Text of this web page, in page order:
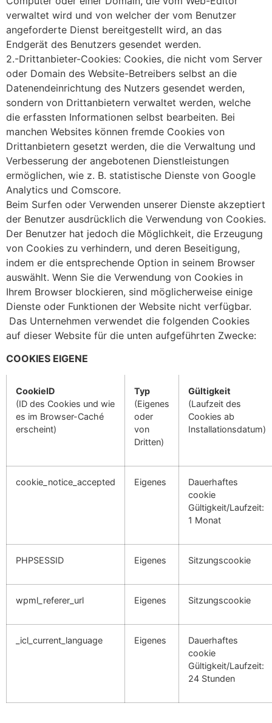
verwaltet wird und von welcher der vom Benutzer
angeforderte Dienst bereitgestellt wird, an das
Endgerät des Benutzers gesendet werden.
2.-Drittanbieter-Cookies: Cookies, die nicht vom Server
oder Domain des Website-Betreibers selbst an die
Datenendeinrichtung des Nutzers gesendet werden,
sondern von Drittanbietern verwaltet werden, welche
die erfassten Informationen selbst bearbeiten. Bei
manchen Websites können fremde Cookies von
Drittanbietern gesetzt werden, die die Verwaltung und
Verbesserung der angebotenen Dienstleistungen
ermöglichen, wie z. B. statistische Dienste von Google
Analytics und Comscore.
Beim Surfen oder Verwenden unserer Dienste akzeptiert
der Benutzer ausdrücklich die Verwendung von Cookies.
Der Benutzer hat jedoch die Möglichkeit, die Erzeugung
von Cookies zu verhindern, und deren Beseitigung,
indem er die entsprechende Option in seinem Browser
auswählt. Wenn Sie die Verwendung von Cookies in
Ihrem Browser blockieren, sind möglicherweise einige
Dienste oder Funktionen der Website nicht verfügbar.
Das Unternehmen verwendet die folgenden Cookies
auf dieser Website für die unten aufgeführten Zwecke:
COOKIES EIGENE
CookieID
(ID des Cookies und wie
es im Browser-Caché
erscheint)
Typ
(Eigenes
oder
von
Dritten)
Gültigkeit
(Laufzeit des
Cookies ab
Installationsdatum)
cookie_notice_accepted Eigenes
Dauerhaftes
cookie
Gültigkeit/Laufzeit:
1 Monat
PHPSESSID Eigenes Sitzungscookie
wpml_referer_url Eigenes Sitzungscookie
_icl_current_language Eigenes
Dauerhaftes
cookie
Gültigkeit/Laufzeit:
24 Stunden